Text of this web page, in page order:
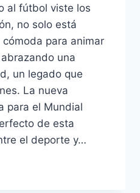
al fútbol viste los
no solo está
para animar
una
un legado que
La nueva
para el Mundial
de esta
el deporte y…